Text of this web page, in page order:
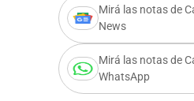
Mirá las notas de
News
Mirá las notas de
WhatsApp